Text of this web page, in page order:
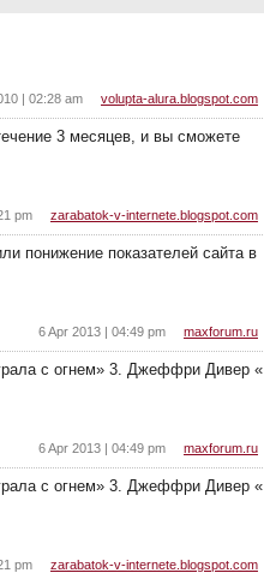
volupta-alura.blogspot.com
| 02:28 am
3 месяцев, и вы сможете
zarabatok-v-internete.blogspot.com
pm
понижение показателей сайта в
maxforum.ru
6 Apr 2013 | 04:49 pm
с огнем» 3. Джеффри Дивер «
maxforum.ru
6 Apr 2013 | 04:49 pm
с огнем» 3. Джеффри Дивер «
zarabatok-v-internete.blogspot.com
pm